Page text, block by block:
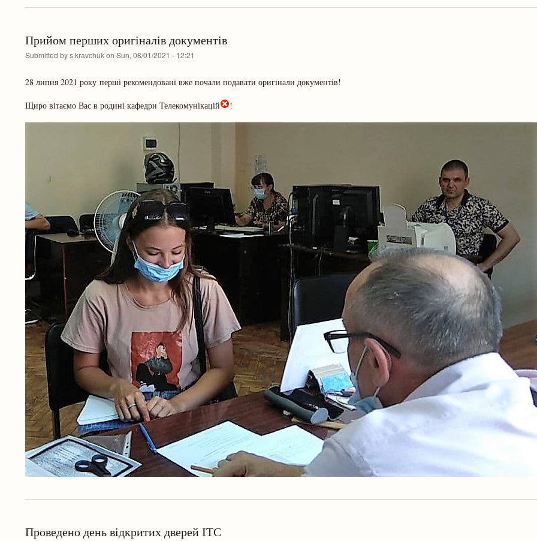
Прийом перших оригіналів документів
Submitted bys.kravchukon Sun, 08/01/2021 - 12:21
28 липня 2021 року перші рекомендовані вже почали подавати оригінали документів!
Щиро вітаємо Вас в родині кафедри Телекомунікацій !
Проведено день відкритих дверей ІТС